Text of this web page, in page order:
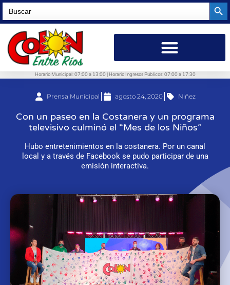
Search
for:
Horario Municipal: 07:00 a 13:00 | Horario Ingresos Públicos: 07:00 a 17:30
Prensa Municipal agosto 24, 2020 Niñez
Con un paseo en la Costanera y un programa
televisivo culminó el “Mes de los Niños”
Hubo entretenimientos en la costanera. Por un canal
local y a través de Facebook se pudo participar de una
emisión interactiva.